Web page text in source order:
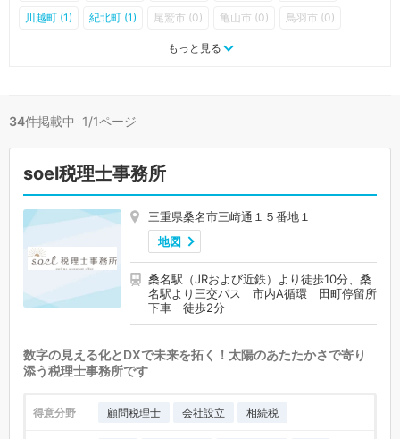
川越町 (1) 紀北町 (1) 尾鷲市 (0) 亀山市 (0) 鳥羽市 (0)
志摩市 (0)
もっと見る
34件掲載中 1/1ページ
soel税理士事務所
三重県桑名市三崎通１５番地１
地図
桑名駅（JRおよび近鉄）より徒歩10分、桑
名駅より三交バス 市内A循環 田町停留所
下車 徒歩2分
数字の見える化とDXで未来を拓く！太陽のあたたかさで寄り
添う税理士事務所です
得意分野 顧問税理士 会社設立 相続税